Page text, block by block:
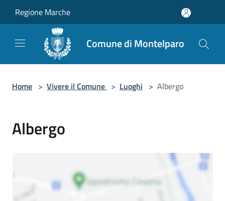
Regione Marche
Comune di Montelparo
Home > Vivere il Comune > Luoghi > Albergo
Albergo